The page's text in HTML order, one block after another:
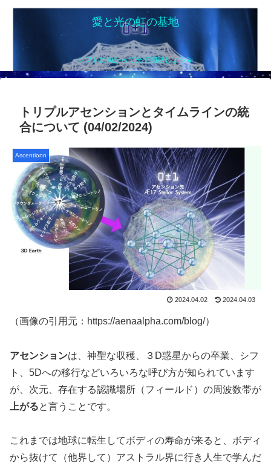
愛と光の虹の基地
シフトに向かって光で団結しよう💫
トリプルアセンションとタイムラインの統
合について (04/02/2024)
Ascentionn
2024.04.02 2024.04.03
（画像の引用元：https://aenaalpha.com/blog/）
アセンションは、神聖な収穫、３D惑星からの卒業、シフ
ト、5Dへの移行などいろいろな呼び方が知られています
が、次元、存在する認識場所（フィールド）の周波数帯が
上がると言うことです。
これまでは地球に転生してボディの寿命が来ると、ボディ
から抜けて（他界して）アストラル界に行き人生で学んだ